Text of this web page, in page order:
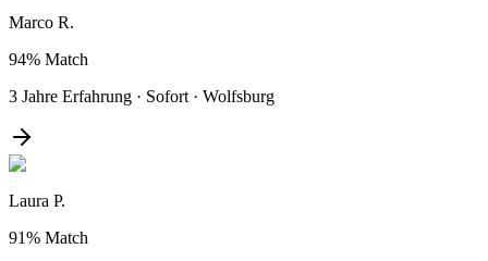
Marco R.
94% Match
3 Jahre Erfahrung · Sofort · Wolfsburg
Laura P.
91% Match